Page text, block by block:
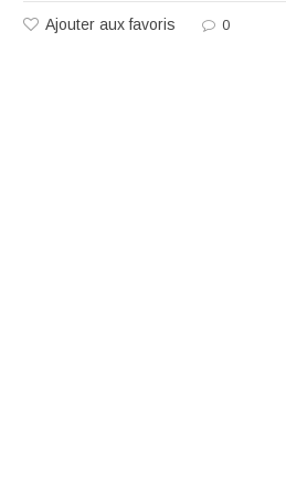
Ajouter aux favoris 0